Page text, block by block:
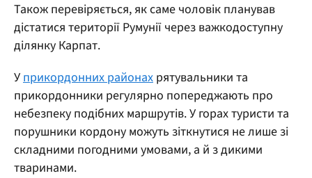
Також перевіряється, як саме чоловік планував
дістатися території Румунії через важкодоступну
ділянку Карпат.
Уприкордонних районах рятувальники та
прикордонники регулярно попереджають про
небезпеку подібних маршрутів. У горах туристи та
порушники кордону можуть зіткнутися не лише зі
складними погодними умовами, а й з дикими
тваринами.